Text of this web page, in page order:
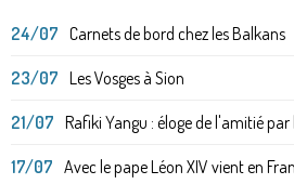
24/07 Carnets de bord chez les Balkans
23/07 Les Vosges à Sion
21/07 Rafiki Yangu : éloge de l'amitié par
17/07 Avec le pape Léon XIV vient en